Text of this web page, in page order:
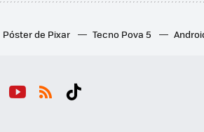
Póster de Pixar Tecno Pova 5